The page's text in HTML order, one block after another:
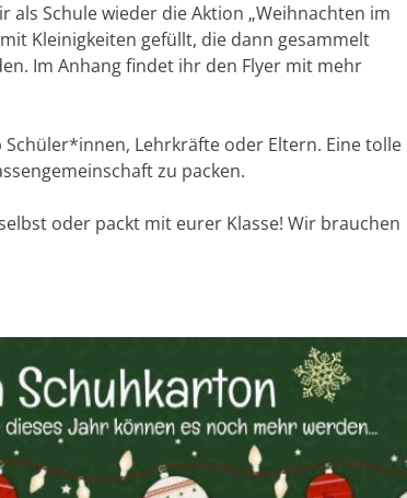
als Schule wieder die Aktion „Weihnachten im
Kleinigkeiten gefüllt, die dann gesammelt
Im Anhang findet ihr den Flyer mit mehr
Lehrkräfte oder Eltern. Eine tolle
zu packen.
oder packt mit eurer Klasse! Wir brauchen